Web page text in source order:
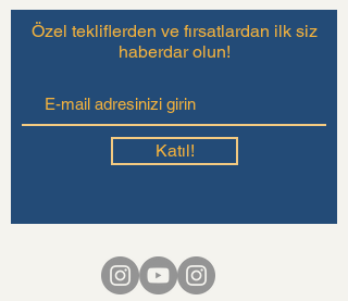
Özel tekliflerden ve fırsatlardan ilk siz
haberdar olun!
Katıl!